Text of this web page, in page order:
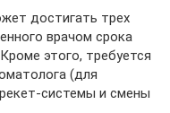
достигать трех
врачом срока
этого, требуется
(для
системы и смены